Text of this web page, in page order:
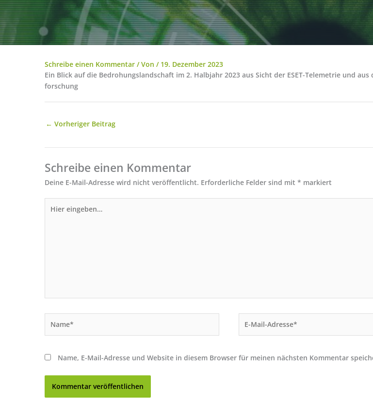
Schreibe einen Kommentar / Von / 19. Dezember 2023
Ein Blick auf die Bedrohungslandschaft im 2. Halbjahr 2023 aus Sicht der ESET-Telemetrie und
forschung
← Vorheriger Beitrag
Schreibe einen Kommentar
Deine E-Mail-Adresse wird nicht veröffentlicht. Erforderliche Felder sind mit * markiert
eingeben…
Mail-
Name, E-Mail-Adresse und Website in diesem Browser für meinen nächsten Kommentar